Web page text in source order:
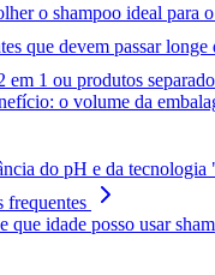
o shampoo ideal para
que devem passar longe
em 1 ou produtos
o volume da
do pH e da tecnologia
frequentes
que idade posso usar